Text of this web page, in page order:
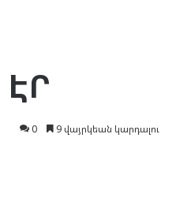
0 9 վայրկեան կարդալու